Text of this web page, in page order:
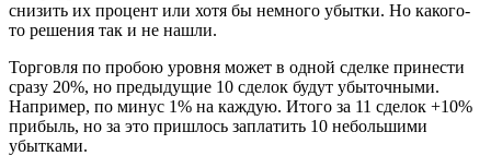
снизить их процент или хотя бы немного убытки. Но какого-
то решения так и не нашли.
Торговля по пробою уровня может в одной сделке принести
сразу 20%, но предыдущие 10 сделок будут убыточными.
Например, по минус 1% на каждую. Итого за 11 сделок +10%
прибыль, но за это пришлось заплатить 10 небольшими
убытками.